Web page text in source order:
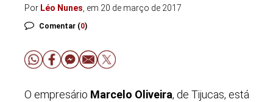
Por Léo Nunes , em 20 de março de 2017
Comentar (0)
O empresário Marcelo Oliveira, de Tijucas, está